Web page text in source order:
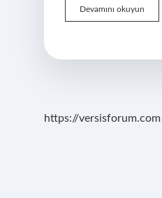
Devamını okuyun
Hangi
https://versisforum.com